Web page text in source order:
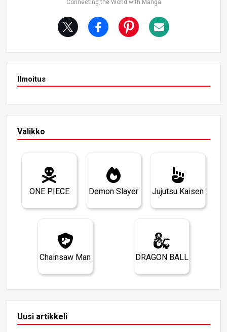
Tätä voimaa ei kuitenkaan hyödynnetty sen jälkeen juuri
alia. Ei ole epätavallista, että tällaiset kyvyt ilmestyvät til
apäisesti Gokun kasvun aikana. Kyky moninkertaistaa esi
Connecting the World with Manga
Ilmoitus
Valikko
ONE PIECE Demon Slayer Jujutsu Kaisen
Chainsaw Man DRAGON BALL
Uusi artikkeli